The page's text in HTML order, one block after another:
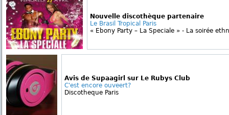
Nouvelle discothèque partenaire
Le Brasil Tropical Paris
« Ebony Party – La Speciale » - La soirée
Avis de Supaagirl sur Le Rubys Club
C'est encore ouveert?
Discotheque Paris